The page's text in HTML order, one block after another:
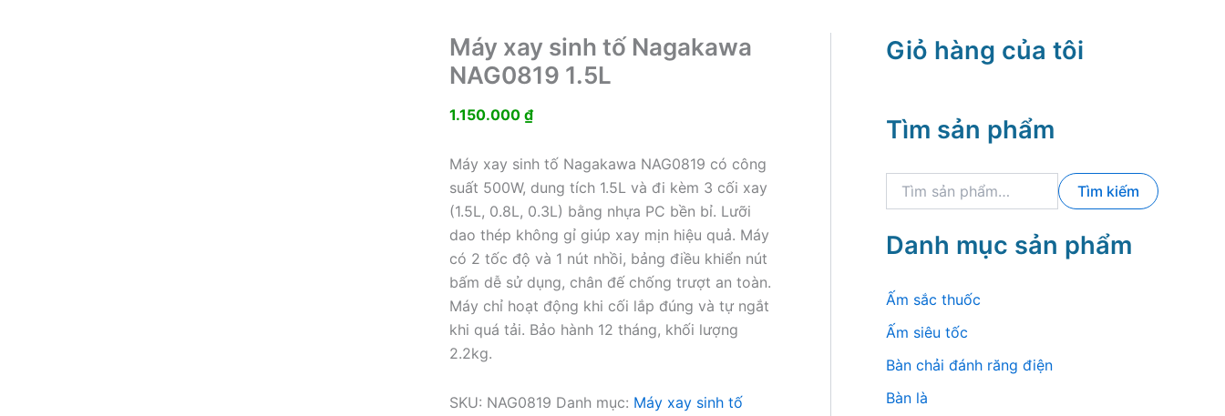
Máy xay sinh tố Nagakawa
NAG0819 1.5L
1.150.000 ₫
Máy xay sinh tố Nagakawa NAG0819 có công
suất 500W, dung tích 1.5L và đi kèm 3 cối xay
(1.5L, 0.8L, 0.3L) bằng nhựa PC bền bỉ. Lưỡi
dao thép không gỉ giúp xay mịn hiệu quả. Máy
có 2 tốc độ và 1 nút nhồi, bảng điều khiển nút
bấm dễ sử dụng, chân đế chống trượt an toàn.
Máy chỉ hoạt động khi cối lắp đúng và tự ngắt
khi quá tải. Bảo hành 12 tháng, khối lượng
2.2kg.
SKU: NAG0819 Danh mục: Máy xay sinh tố
Giỏ hàng của tôi
Tìm sản phẩm
k
m
:
Tìm kiếm
Danh mục sản phẩm
Ấm sắc thuốc
Ấm siêu tốc
Bàn chải đánh răng điện
Bàn là